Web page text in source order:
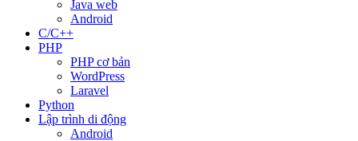
Java web
Android
C/C++
PHP
PHP cơ bản
WordPress
Laravel
Python
Lập trình di động
Android